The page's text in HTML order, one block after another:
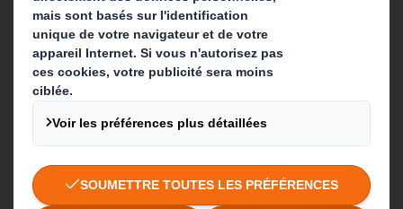
Qui sommes-nous ?
A propos
Investisseurs
Développement durable
Actualité